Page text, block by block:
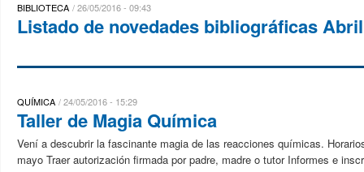
BIBLIOTECA 26/05/2016 - 09:43
Listado de novedades bibliográficas
QUÍMICA 24/05/2016 - 15:29
Taller de Magia Química
Vení a descubrir la fascinante magia de las reacciones químicas.
mayo Traer autorización firmada por padre, madre o tutor Informes e